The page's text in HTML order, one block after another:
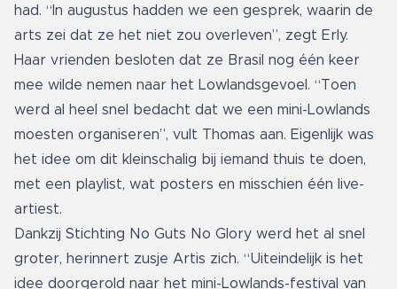
had. “In augustus hadden we een gesprek, waarin de
arts zei dat ze het niet zou overleven”, zegt Erly.
Haar vrienden besloten dat ze Brasil nog één keer
mee wilde nemen naar het Lowlandsgevoel. “Toen
werd al heel snel bedacht dat we een mini-Lowlands
moesten organiseren”, vult Thomas aan. Eigenlijk was
het idee om dit kleinschalig bij iemand thuis te doen,
met een playlist, wat posters en misschien één live-
artiest.
Dankzij Stichting No Guts No Glory werd het al snel
groter, herinnert zusje Artis zich. “Uiteindelijk is het
idee doorgerold naar het mini-Lowlands-festival van